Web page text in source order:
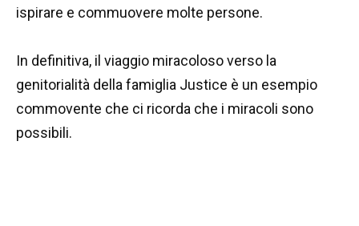
ispirare e commuovere molte persone.
In definitiva, il viaggio miracoloso verso la
genitorialità della famiglia Justice è un esempio
commovente che ci ricorda che i miracoli sono
possibili.